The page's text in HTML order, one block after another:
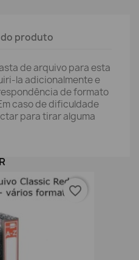
do produto
de arquivo para esta
la adicionalmente e
de formato
caso de dificuldade
para tirar alguma
favorite_border